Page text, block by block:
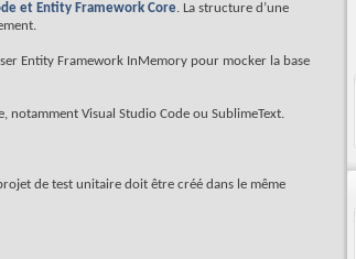
et Entity Framework Core. La structure d’une
Entity Framework InMemory pour mocker la base
notamment Visual Studio Code ou SublimeText.
de test unitaire doit être créé dans le même